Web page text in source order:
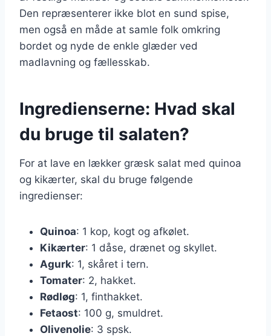
Den repræsenterer ikke blot en sund spise,
men også en måde at samle folk omkring
bordet og nyde de enkle glæder ved
madlavning og fællesskab.
Ingredienserne: Hvad skal
du bruge til salaten?
For at lave en lækker græsk salat med quinoa
og kikærter, skal du bruge følgende
ingredienser:
Quinoa: 1 kop, kogt og afkølet.
Kikærter: 1 dåse, drænet og skyllet.
Agurk: 1, skåret i tern.
Tomater: 2, hakket.
Rødløg: 1, finthakket.
Fetaost: 100 g, smuldret.
Olivenolie: 3 spsk.